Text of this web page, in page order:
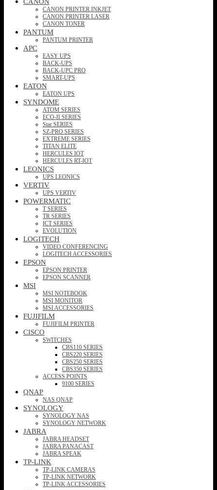
CANON PRINTER INKJET
CANON PRINTER LASER
CANON TONER
PANTUM
PANTUM PRINTER
APC
EASY UPS
BACK-UPS
BACK-UPC PRO
SMART-UPS
EATON
EATON UPS
SYNDOME
ATOM SERIES
ECO-II SERIES
Star SERIES
SZ-PRO SERIES
EXTREME SERIES
TITAN ELITE
HERCULES IOT
HERCULES RT-IOT
LEONICS
UPS LEONICS
VERTIV
UPS VERTIV
POWERMATIC
T SERIES
TR SERIES
ICT SERIES
EVOLUTION
LOGITECH
VIDEO CONFERENCING
LOGITECH ACCESSORIES
EPSON
EPSON PRINTER
EPSON SCANNER
MSI
MSI NOTEBOOK
MSI MONITOR
MSI ACCESSORIES
FUJIFILM
FUJIFILM PRINTER
CISCO
SWITCHES
CBS110 SERIES
CBS220 SERIES
CBS250 SERIES
CBS350 SERIES
ACCESS POINTS
9100 SERIES
QNAP
NAS QNAP
SYNOLOGY
SYNOLOGY NAS
SYNOLOGY NETWORK
JABRA
JABRA HEADSET
JABRA PANACAST
JABRA SPEAK
TP-LINK
TP-LINK CAMERAS
TP-LINK NETWORK
TP-LINK ACCESSORIES